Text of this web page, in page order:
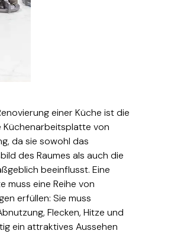
einer Küche ist die
Küchenarbeitsplatte von
da sie sowohl das
des Raumes als auch die
beeinflusst. Eine
muss eine Reihe von
erfüllen: Sie muss
Flecken, Hitze und
ein attraktives Aussehen